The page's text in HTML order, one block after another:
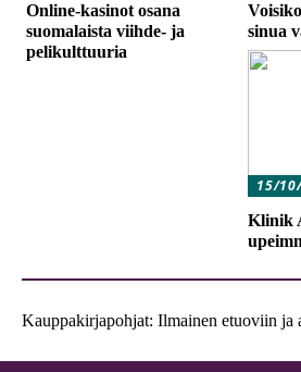
Online-kasinot osana
suomalaista viihde- ja
pelikulttuuria
sinua
15/
Klinik
Kauppakirjapohjat: Ilmainen etuoviin ja